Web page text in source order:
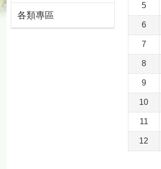
各類專區
5
6
7
8
9
10
11
12